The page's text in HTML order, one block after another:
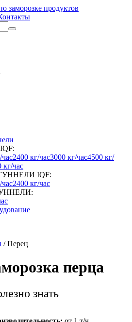
заморозке продуктов
час2400 кг/час3000 кг/час4500 кг/
кг/час
IQF:
час2400 кг/час
/Перец
перца
знать